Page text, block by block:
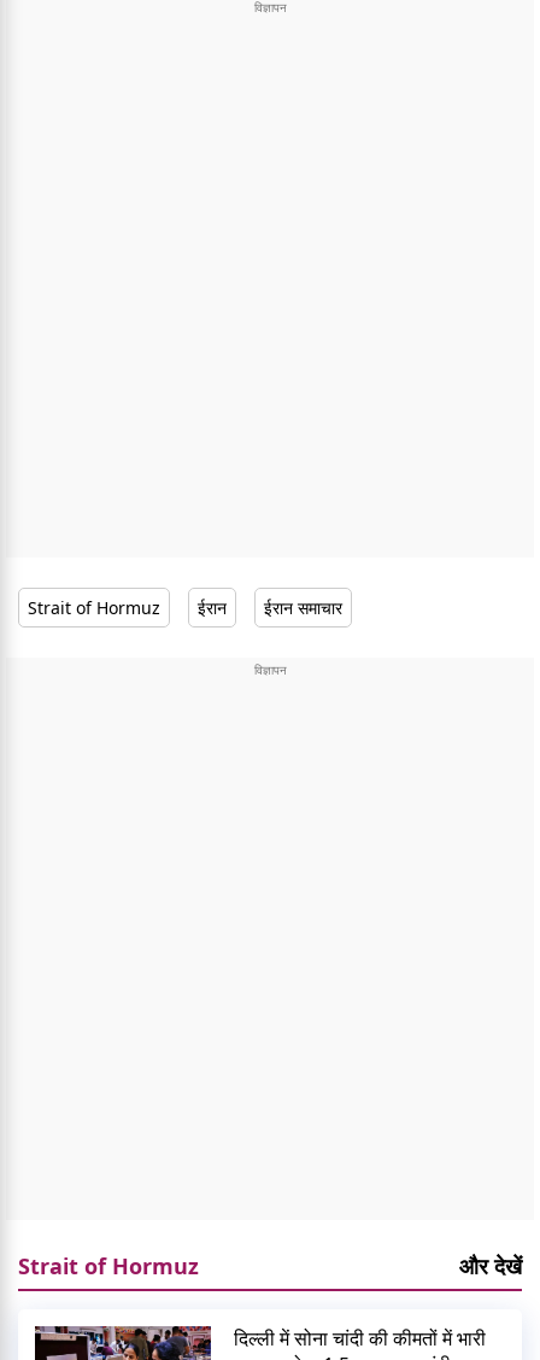
Strait of Hormuz ईरान ईरान समाचार
Strait of Hormuz और देखें
दिल्ली में सोना चांदी की कीमतों में भारी